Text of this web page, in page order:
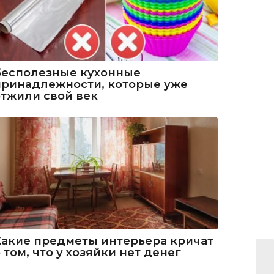
кухонные
которые уже
свой век
предметы интерьера кричат
том, что у хозяйки нет денег